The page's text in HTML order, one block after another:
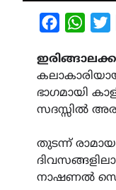
Facebook
ഭാഗമായി
സദസ്സിൽ
തുടന്ന്
നാഷണൽ